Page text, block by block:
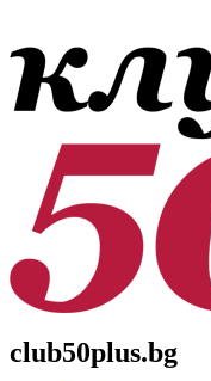
club50plus.bg